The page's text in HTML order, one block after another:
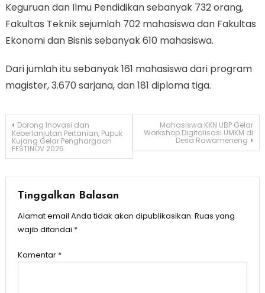
Keguruan dan Ilmu Pendidikan sebanyak 732 orang,
Fakultas Teknik sejumlah 702 mahasiswa dan Fakultas
Ekonomi dan Bisnis sebanyak 610 mahasiswa.
Dari jumlah itu sebanyak 161 mahasiswa dari program
magister, 3.670 sarjana, dan 181 diploma tiga.
Navigasi
pos
Dorong Inovasi dan
Keberlanjutan Pertanian, Pupuk
Kujang Gelar Penghargaan
FESTINOV 2025
Mahasiswa KKN UBP Gelar
Workshop Digitalisasi UMKM di
Desa Rawameneng
Tinggalkan Balasan
Alamat email Anda tidak akan dipublikasikan. Ruas yang
wajib ditandai *
Komentar *